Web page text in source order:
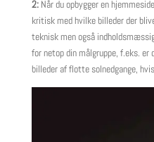
2:Når du opbygger en
kritisk med hvilke billeder der
teknisk men også
for netop din målgruppe, f.eks.
billeder af flotte solnedgange,